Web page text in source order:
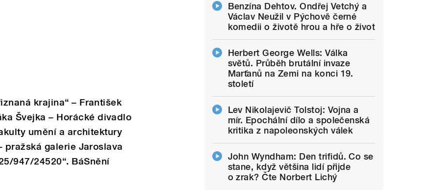
krajina“ – František
Švejka – Horácké divadlo
umění a architektury
pražská galerie Jaroslava
947/24520“. BáSnění
Benzína Dehtov. Ondřej Vetchý a
Václav Neužil v Pýchově černé
komedii o životě hrou a hře o život
Herbert George Wells: Válka
světů. Průběh brutální invaze
Marťanů na Zemi na konci 19.
století
Lev Nikolajevič Tolstoj: Vojna a
mír. Epochální dílo a společenská
kritika z napoleonských válek
John Wyndham: Den trifidů. Co se
stane, když většina lidí přijde
o zrak? Čte Norbert Lichý